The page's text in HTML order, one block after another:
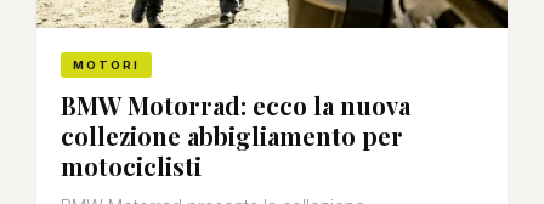
MOTORI
BMW Motorrad: ecco la nuova
collezione abbigliamento per
motociclisti